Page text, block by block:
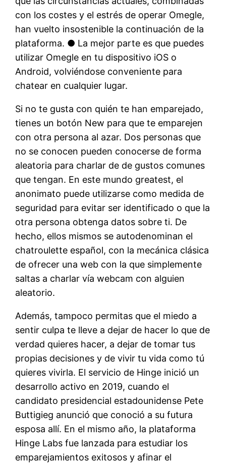
con los costes y el estrés de operar Omegle,
han vuelto insostenible la continuación de la
plataforma. ● La mejor parte es que puedes
utilizar Omegle en tu dispositivo iOS o
Android, volviéndose conveniente para
chatear en cualquier lugar.
Si no te gusta con quién te han emparejado,
tienes un botón New para que te emparejen
con otra persona al azar. Dos personas que
no se conocen pueden conocerse de forma
aleatoria para charlar de de gustos comunes
que tengan. En este mundo greatest, el
anonimato puede utilizarse como medida de
seguridad para evitar ser identificado o que la
otra persona obtenga datos sobre ti. De
hecho, ellos mismos se autodenominan el
chatroulette español, con la mecánica clásica
de ofrecer una web con la que simplemente
saltas a charlar vía webcam con alguien
aleatorio.
Además, tampoco permitas que el miedo a
sentir culpa te lleve a dejar de hacer lo que de
verdad quieres hacer, a dejar de tomar tus
propias decisiones y de vivir tu vida como tú
quieres vivirla. El servicio de Hinge inició un
desarrollo activo en 2019, cuando el
candidato presidencial estadounidense Pete
Buttigieg anunció que conoció a su futura
esposa allí. En el mismo año, la plataforma
Hinge Labs fue lanzada para estudiar los
emparejamientos exitosos y afinar el